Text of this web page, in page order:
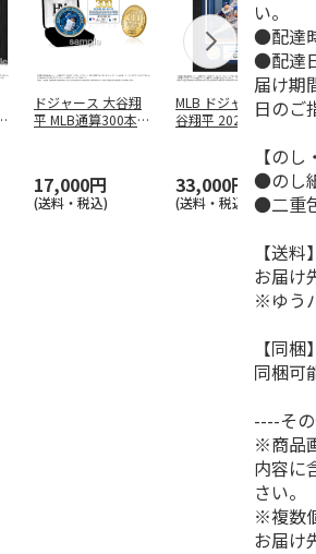
ドジャース 大谷翔
平 MLB通算300本塁
17,000円
(送料・税込)
MLB ドジャース 大
谷翔平 2026 NL 3・
33,000円
(送料・税込)
い。
●配達
●配達
届け期
日のご
【の
●のし
●二重
【送料】
お届け
※ゆう
【同梱】
同梱可
----そ
※商品
内容に
さい。
※複数
お届け